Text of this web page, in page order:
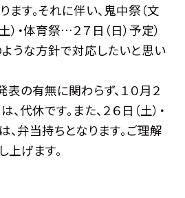
す。それに伴い、鬼中祭（文
・体育祭…２７日（日）予定）
ような方針で対応したいと思い
の有無に関わらず、１０月２
、代休です。また、２６日（土）・
は、弁当持ちとなります。ご理解
上げます。